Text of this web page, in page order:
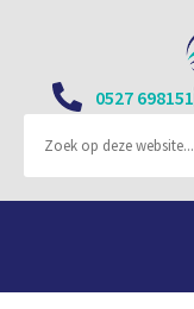
0527 698151